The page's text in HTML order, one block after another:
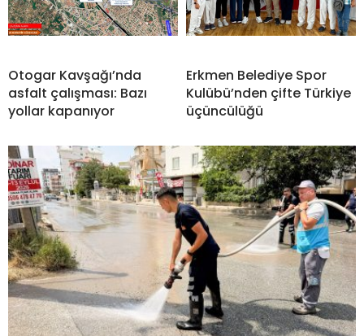
Otogar Kavşağı’nda
asfalt çalışması: Bazı
yollar kapanıyor
Erkmen Belediye Spor
Kulübü’nden çifte Türkiye
üçüncülüğü